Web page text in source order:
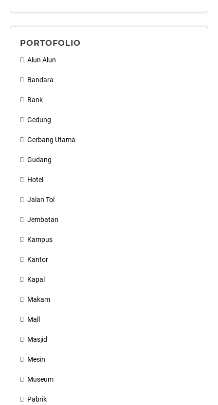
PORTOFOLIO
Alun Alun
Bandara
Bank
Gedung
Gerbang Utama
Gudang
Hotel
Jalan Tol
Jembatan
Kampus
Kantor
Kapal
Makam
Mall
Masjid
Mesin
Museum
Pabrik